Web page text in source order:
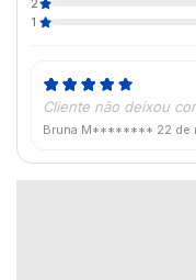
1
Cliente não deixou
Bruna M******** 22 de